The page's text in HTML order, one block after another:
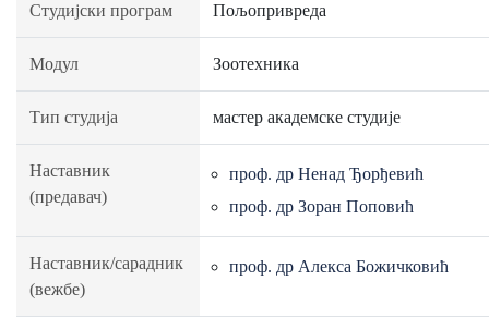
Студијски програм Пољопривреда
Модул Зоотехника
Тип студија мастер академске студије
Наставник
(предавач)
проф. др Ненад Ђорђевић
проф. др Зоран Поповић
Наставник/сарадник
(вежбе)
проф. др Алекса Божичковић